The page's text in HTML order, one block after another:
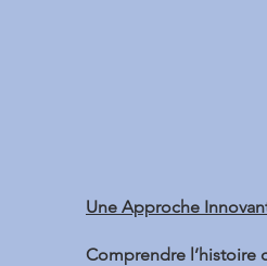
Une Approche
Comprendre l’histoire